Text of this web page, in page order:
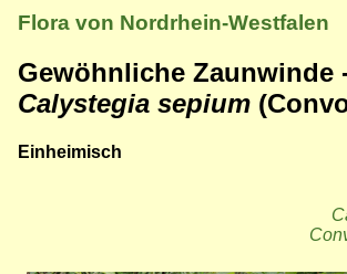
Flora von Nordrhein-Westfalen
Gewöhnliche Zaunwinde
Calystegia sepium
Einheimisch